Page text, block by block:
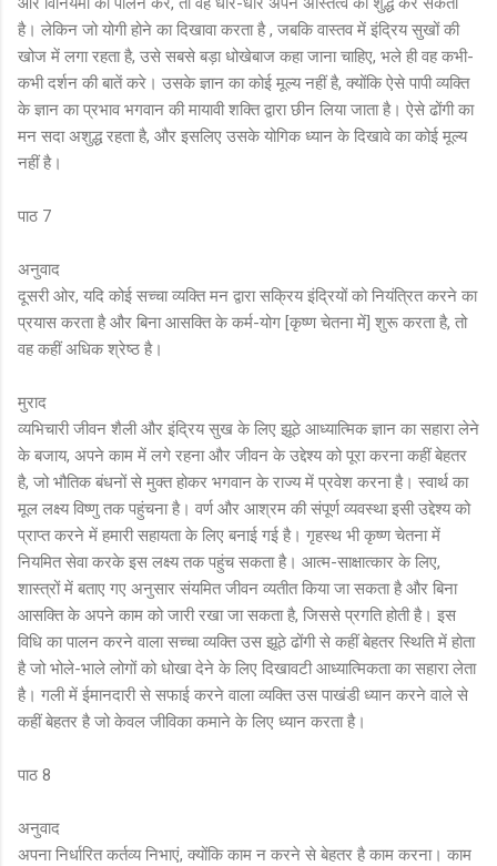
है। लेकिन जो योगी होने का दिखावा करता है , जबकि वास्तव में इंद्रिय सुखों की
खोज में लगा रहता है, उसे सबसे बड़ा धोखेबाज कहा जाना चाहिए, भले ही वह कभी-
कभी दर्शन की बातें करे। उसके ज्ञान का कोई मूल्य नहीं है, क्योंकि ऐसे पापी व्यक्ति
के ज्ञान का प्रभाव भगवान की मायावी शक्ति द्वारा छीन लिया जाता है। ऐसे ढोंगी का
मन सदा अशुद्ध रहता है, और इसलिए उसके योगिक ध्यान के दिखावे का कोई मूल्य
नहीं है।
पाठ 7
अनुवाद
दूसरी ओर, यदि कोई सच्चा व्यक्ति मन द्वारा सक्रिय इंद्रियों को नियंत्रित करने का
प्रयास करता है और बिना आसक्ति के कर्म-योग [कृष्ण चेतना में] शुरू करता है, तो
वह कहीं अधिक श्रेष्ठ है।
मुराद
व्यभिचारी जीवन शैली और इंद्रिय सुख के लिए झूठे आध्यात्मिक ज्ञान का सहारा लेने
के बजाय, अपने काम में लगे रहना और जीवन के उद्देश्य को पूरा करना कहीं बेहतर
है, जो भौतिक बंधनों से मुक्त होकर भगवान के राज्य में प्रवेश करना है। स्वार्थ का
मूल लक्ष्य विष्णु तक पहुंचना है। वर्ण और आश्रम की संपूर्ण व्यवस्था इसी उद्देश्य को
प्राप्त करने में हमारी सहायता के लिए बनाई गई है। गृहस्थ भी कृष्ण चेतना में
नियमित सेवा करके इस लक्ष्य तक पहुंच सकता है। आत्म-साक्षात्कार के लिए,
शास्त्रों में बताए गए अनुसार संयमित जीवन व्यतीत किया जा सकता है और बिना
आसक्ति के अपने काम को जारी रखा जा सकता है, जिससे प्रगति होती है। इस
विधि का पालन करने वाला सच्चा व्यक्ति उस झूठे ढोंगी से कहीं बेहतर स्थिति में होता
है जो भोले-भाले लोगों को धोखा देने के लिए दिखावटी आध्यात्मिकता का सहारा लेता
है। गली में ईमानदारी से सफाई करने वाला व्यक्ति उस पाखंडी ध्यान करने वाले से
कहीं बेहतर है जो केवल जीविका कमाने के लिए ध्यान करता है।
पाठ 8
अनुवाद
अपना निर्धारित कर्तव्य निभाएं, क्योंकि काम न करने से बेहतर है काम करना। काम